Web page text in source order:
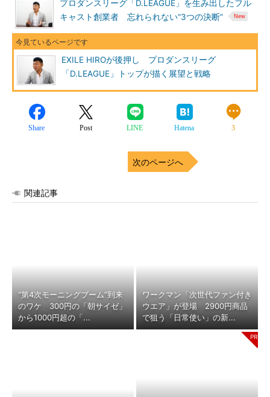
プロダンスリーグ「D.LEAGUE」を生み出したフル
キャスト創業者 忘れられない“3つの決断”
EXILE HIROが後押し プロダンスリーグ
「D.LEAGUE」トップが描く展望と戦略
Share Post LINE Hatena 3
次のページへ
関連記事
“第4次モーニングブーム”到来
のワケ 300円の「朝サイゼ」
から1000円超の「...
ワークマン「次世代ファン付き
ウエア」が登場 2900円商品
で狙う「日常使い」の新...